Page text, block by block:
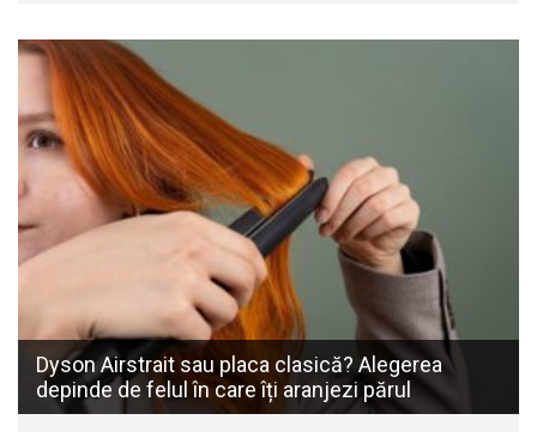
Dyson Airstrait sau placa clasică? Alegerea
depinde de felul în care îți aranjezi părul